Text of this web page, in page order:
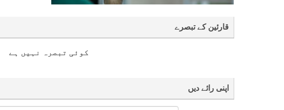
قارئین کے تبصرے
کوئی تبصرہ نہیں ہے
اپنی رائے دیں